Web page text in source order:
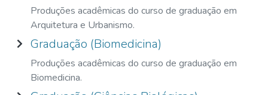
Produções acadêmicas do curso de graduação em
Arquitetura e Urbanismo.
Graduação (Biomedicina)
Produções acadêmicas do curso de graduação em
Biomedicina.